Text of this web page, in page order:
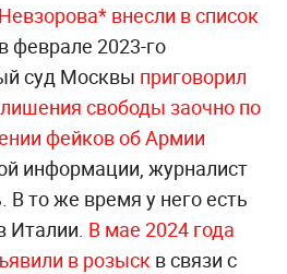
Невзорова* внесли в список
феврале 2023-го
суд Москвы приговорил
свободы заочно по
фейков об Армии
информации, журналист
В то же время у него есть
Италии. В мае 2024 года
в розыск в связи с